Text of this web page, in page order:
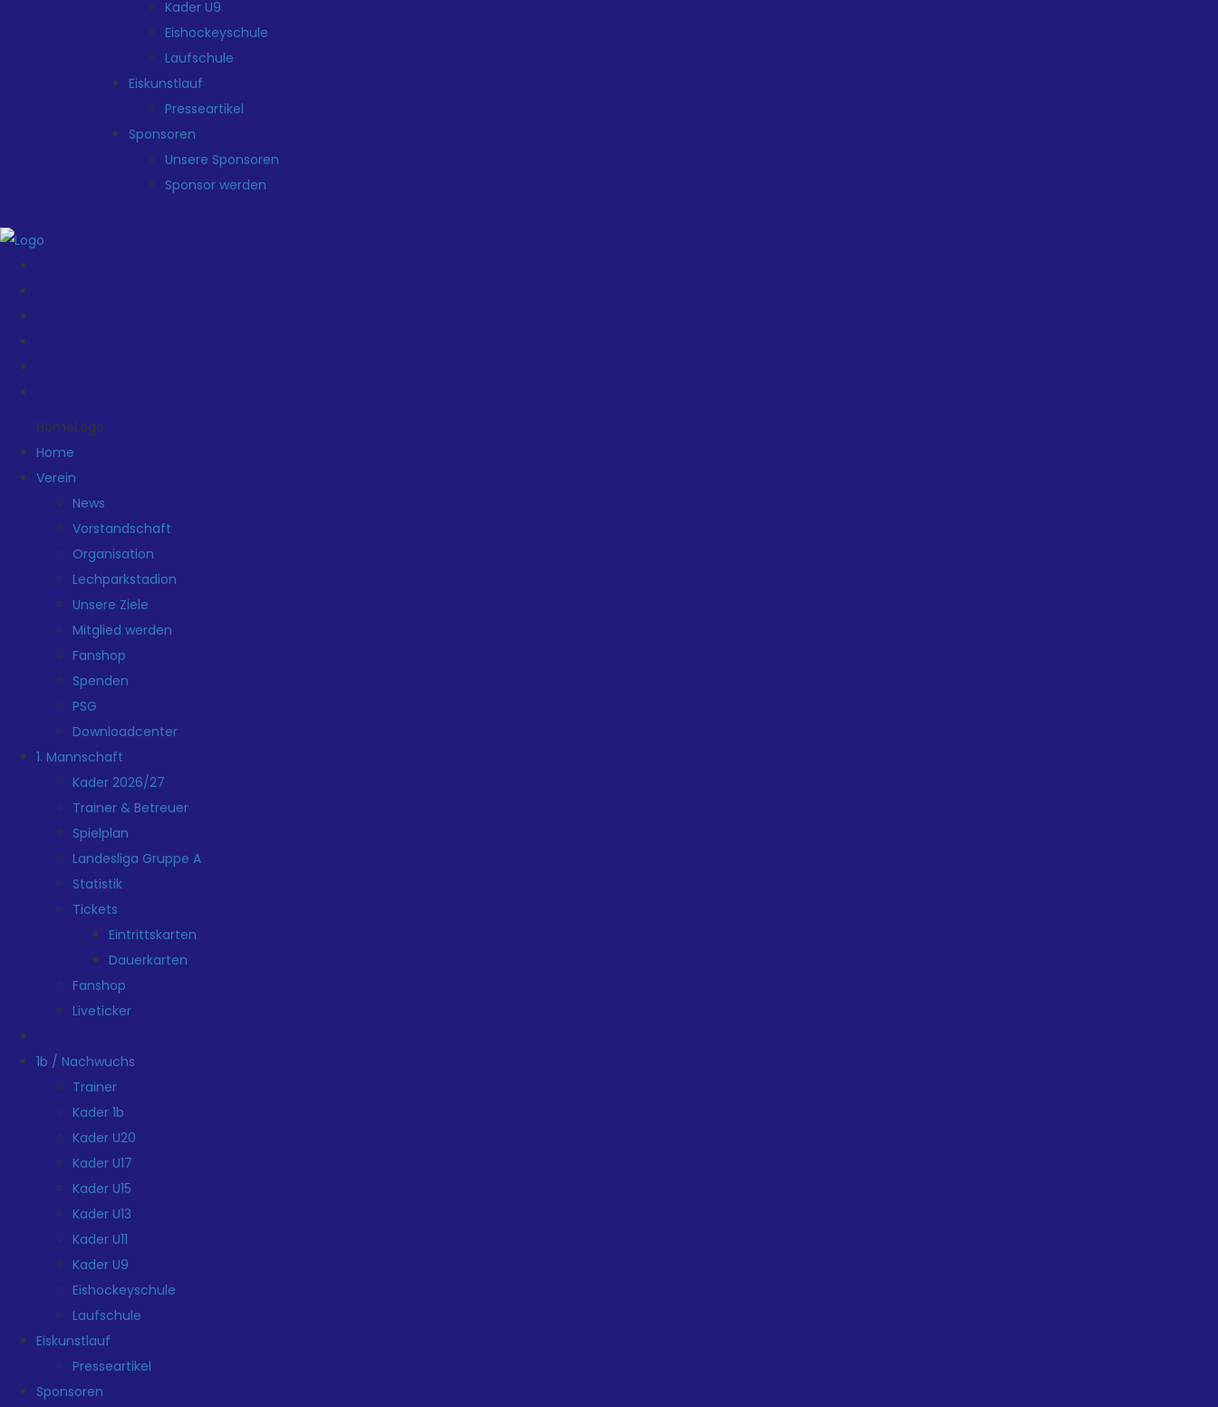
Kader U9
Eishockeyschule
Laufschule
Eiskunstlauf
Presseartikel
Sponsoren
Unsere Sponsoren
Sponsor werden
HomeLogo
Home
Verein
News
Vorstandschaft
Organisation
Lechparkstadion
Unsere Ziele
Mitglied werden
Fanshop
Spenden
PSG
Downloadcenter
1. Mannschaft
Kader 2026/27
Trainer & Betreuer
Spielplan
Landesliga Gruppe A
Statistik
Tickets
Eintrittskarten
Dauerkarten
Fanshop
Liveticker
1b / Nachwuchs
Trainer
Kader 1b
Kader U20
Kader U17
Kader U15
Kader U13
Kader U11
Kader U9
Eishockeyschule
Laufschule
Eiskunstlauf
Presseartikel
Sponsoren